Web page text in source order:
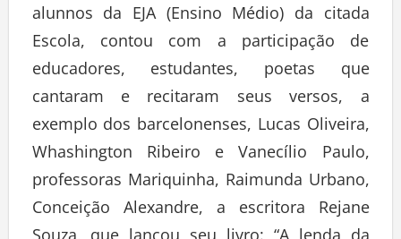
alunnos da EJA (Ensino Médio) da citada
Escola, contou com a participação de
educadores, estudantes, poetas que
cantaram e recitaram seus versos, a
exemplo dos barcelonenses, Lucas Oliveira,
Whashington Ribeiro e Vanecílio Paulo,
professoras Mariquinha, Raimunda Urbano,
Conceição Alexandre, a escritora Rejane
Souza, que lançou seu livro: “A lenda da